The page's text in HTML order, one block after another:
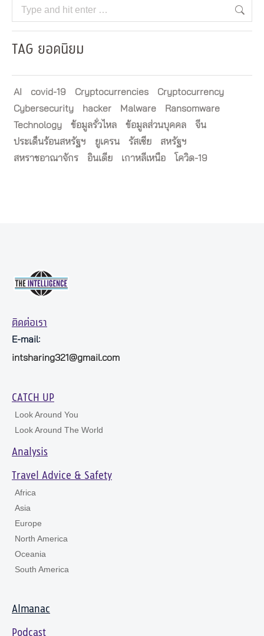
Search:
TAG ยอดนิยม
AI covid-19 Cryptocurrencies
Cryptocurrency
Cybersecurity
hacker Malware
Ransomware
Technology
ข้อมูลรั่วไหล ข้อมูลส่วนบุคคล
จีน
ประเด็นร้อนสหรัฐฯ
ยูเครน รัสเซีย
สหรัฐฯ
สหราชอาณาจักร
อินเดีย เกาหลีเหนือ โควิด-19
ติดต่อเรา
E-mail:
intsharing321@gmail.com
CATCH UP
Look Around You
Look Around The World
Analysis
Travel Advice & Safety
Africa
Asia
Europe
North America
Oceania
South America
Almanac